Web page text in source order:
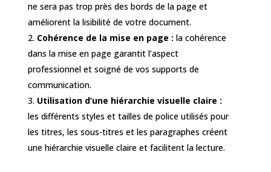
ne sera pas trop près des bords de la page et
améliorent la lisibilité de votre document.
Cohérence de la mise en page : la cohérence
dans la mise en page garantit l’aspect
professionnel et soigné de vos supports de
communication.
Utilisation d’une hiérarchie visuelle claire :
les différents styles et tailles de police utilisés pour
les titres, les sous-titres et les paragraphes créent
une hiérarchie visuelle claire et facilitent la lecture.